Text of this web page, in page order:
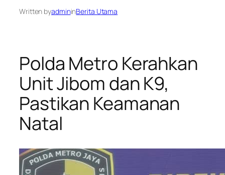
Written byadmininBerita Utama
Polda Metro Kerahkan
Unit Jibom dan K9,
Pastikan Keamanan
Natal